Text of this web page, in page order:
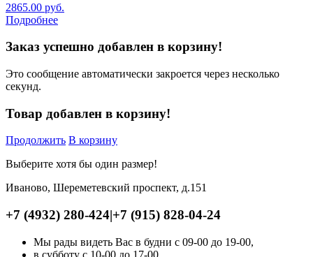
2865.00 руб.
Подробнее
Заказ успешно добавлен в корзину!
Это сообщение автоматически закроется через несколько
секунд.
Товар добавлен в корзину!
Продолжить В корзину
Выберите хотя бы один размер!
Иваново, Шереметевский проспект, д.151
+7 (4932) 280-424|+7 (915) 828-04-24
Мы рады видеть Вас в будни с 09-00 до 19-00,
в субботу с 10-00 до 17-00,